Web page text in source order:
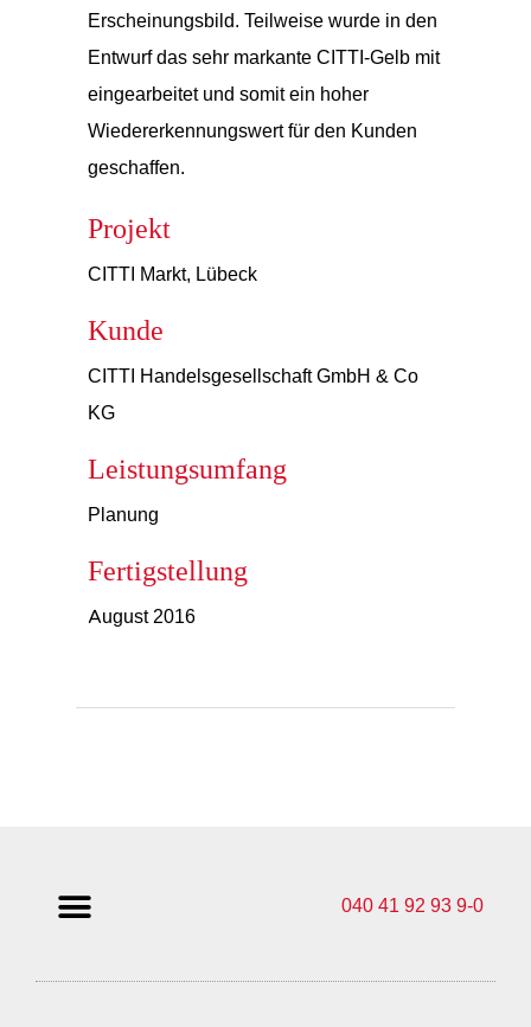
Erscheinungsbild. Teilweise wurde in den
Entwurf das sehr markante CITTI-Gelb mit
eingearbeitet und somit ein hoher
Wiedererkennungswert für den Kunden
geschaffen.
Projekt
CITTI Markt, Lübeck
Kunde
CITTI Handelsgesellschaft GmbH & Co
KG
Leistungsumfang
Planung
Fertigstellung
August 2016
040 41 92 93 9-0